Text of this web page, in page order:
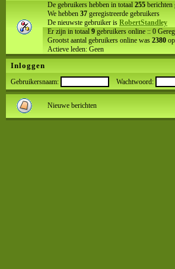
De gebruikers hebben in totaal 255 berichten
We hebben 37 geregistreerde gebruikers
De nieuwste gebruiker is RobertStandley
Er zijn in totaal 9 gebruikers online :: 0
Grootst aantal gebruikers online was 2380
Actieve leden: Geen
Inloggen
Gebruikersnaam: Wachtwoord:
Nieuwe berichten